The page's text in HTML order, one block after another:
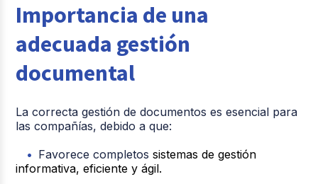
Importancia de una
adecuada gestión
documental
La correcta gestión de documentos es esencial para
las compañías, debido a que:
Favorece completossistemas de gestión
informativa, eficiente y ágil.